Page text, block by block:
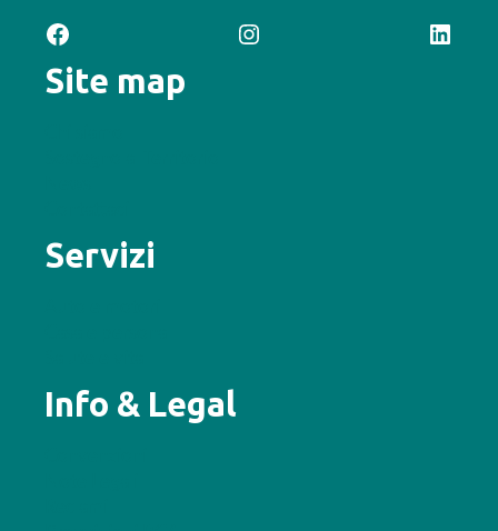
Facebook Instagram LinkedIn
Site map
Servizi
Info & Legal